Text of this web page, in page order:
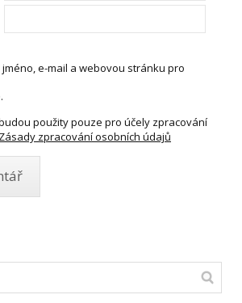
e-mail a webovou stránku pro
použity pouze pro účely zpracování
Zásady zpracování osobních údajů